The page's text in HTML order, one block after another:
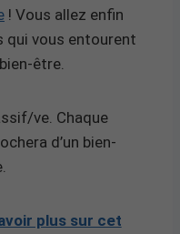
! Vous allez enfin
qui vous entourent
être.
ve. Chaque
d’un bien-
plus sur cet